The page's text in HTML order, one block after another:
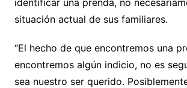
identificar una prenda, no
situación actual de sus familiares.
“El hecho de que encontremos una
encontremos algún indicio, no es
sea nuestro ser querido.